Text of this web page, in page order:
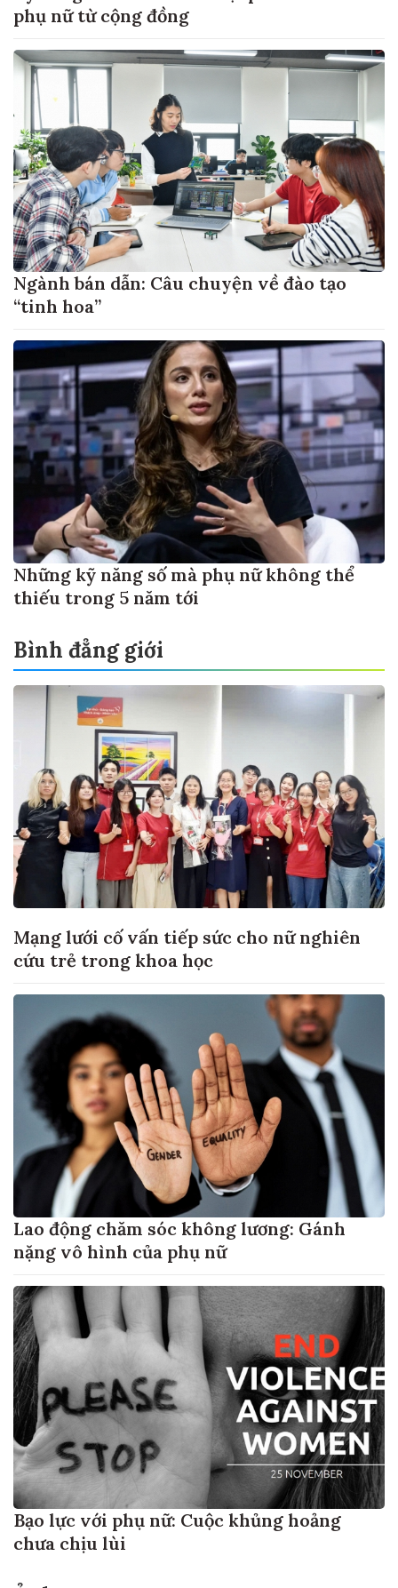
phụ nữ từ cộng đồng
Ngành bán dẫn: Câu chuyện về đào tạo
“tinh hoa”
Những kỹ năng số mà phụ nữ không thể
thiếu trong 5 năm tới
Bình đẳng giới
Mạng lưới cố vấn tiếp sức cho nữ nghiên
cứu trẻ trong khoa học
Lao động chăm sóc không lương: Gánh
nặng vô hình của phụ nữ
Bạo lực với phụ nữ: Cuộc khủng hoảng
chưa chịu lùi